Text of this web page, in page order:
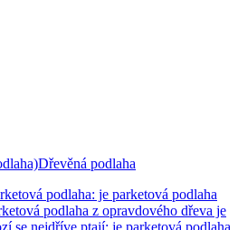
Dřevěná podlaha
podlaha: je parketová podlaha
podlaha z opravdového dřeva je
se nejdříve ptají: je parketová podlaha